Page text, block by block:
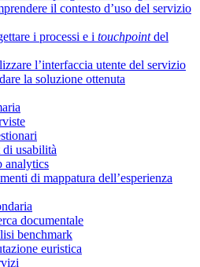
il contesto d’uso del servizio
i processi e i touchpointdel
l’interfaccia utente del servizio
la soluzione ottenuta
di usabilità
analytics
di mappatura dell’esperienza
documentale
benchmark
euristica